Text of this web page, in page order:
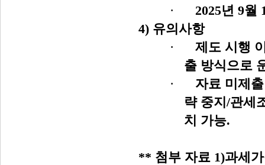
·
2025년 9월
4) 유의사항
·
제도 시행
출 방식으로
·
자료 미제
략 중지/관세
치 가능.
** 첨부 자료 1)과세